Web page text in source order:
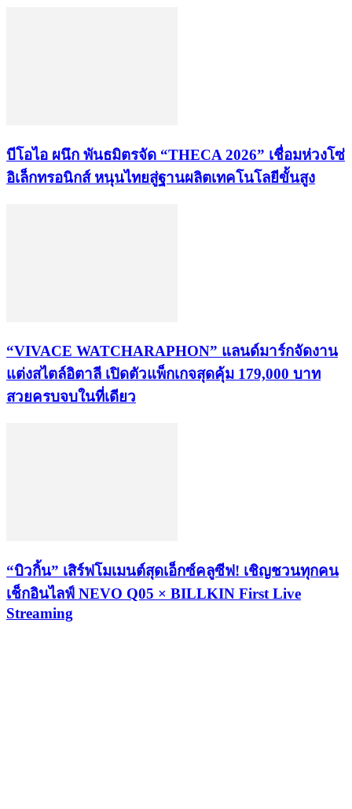
บีโอไอ ผนึก พันธมิตรจัด “THECA 2026” เชื่อมห่วงโซ่
อิเล็กทรอนิกส์ หนุนไทยสู่ฐานผลิตเทคโนโลยีขั้นสูง
“VIVACE WATCHARAPHON” แลนด์มาร์กจัดงาน
แต่งสไตล์อิตาลี เปิดตัวแพ็กเกจสุดคุ้ม 179,000 บาท
สวยครบจบในที่เดียว
“บิวกิ้น” เสิร์ฟโมเมนต์สุดเอ็กซ์คลูซีฟ! เชิญชวนทุกคน
เช็กอินไลฟ์ NEVO Q05 × BILLKIN First Live
Streaming